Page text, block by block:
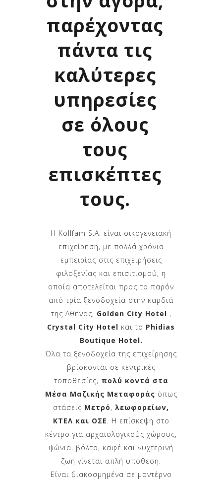
παρέχοντας
πάντα τις
καλύτερες
υπηρεσίες
σε όλους
τους
επισκέπτες
τους.
Η Kollfam S.A. είναι οικογενειακή
επιχείρηση, με πολλά χρόνια
εμπειρίας στις επιχειρήσεις
φιλοξενίας και επισιτισμού, η
οποία αποτελείται προς το παρόν
από τρία ξενοδοχεία στην καρδιά
της Αθήνας, Golden City Hotel ,
Crystal City Hotel και το Phidias
Boutique Hotel.
Όλα τα ξενοδοχεία της επιχείρησης
βρίσκονται σε κεντρικές
τοποθεσίες, πολύ κοντά στα
Μέσα Μαζικής Μεταφοράς όπως
στάσεις Μετρό, λεωφορείων,
ΚΤΕΛ και ΟΣΕ. Η επίσκεψη στο
κέντρο για αρχαιολογικούς χώρους,
ψώνια, βόλτα, καφέ και νυχτερινή
ζωή γίνεται απλή υπόθεση.
Είναι διακοσμημένα σε μοντέρνο